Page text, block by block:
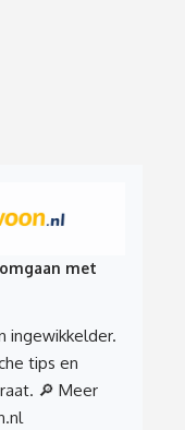
met
ingewikkelder.
tips en
🔎 Meer